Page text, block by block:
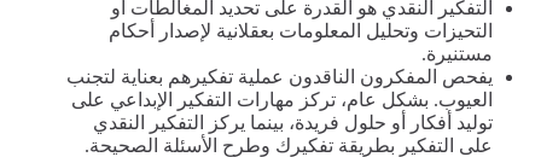
التفكير النقدي هو القدرة على تحديد المغالطات أو
التحيزات وتحليل المعلومات بعقلانية لإصدار أحكام
مستنيرة.
يفحص المفكرون الناقدون عملية تفكيرهم بعناية لتجنب
العيوب. بشكل عام، تركز مهارات التفكير الإبداعي على
توليد أفكار أو حلول فريدة، بينما يركز التفكير النقدي
على التفكير بطريقة تفكيرك وطرح الأسئلة الصحيحة.